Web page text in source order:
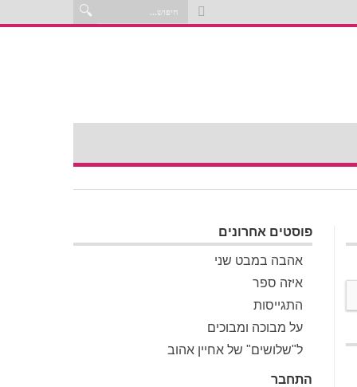
פוסטים אחרונים
אהבה במבט שני
איזה ספר
התגייסות
על מבוכה ומבוכים
ל"שלושים" של אחיין אהוב
התחבר